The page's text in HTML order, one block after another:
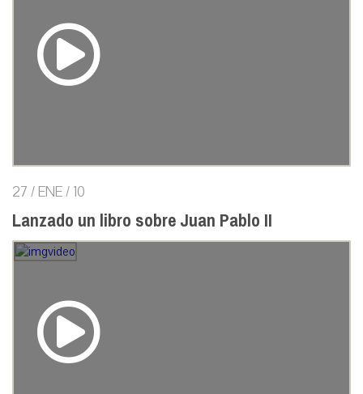
27 / ENE / 10
Lanzado un libro sobre Juan Pablo II